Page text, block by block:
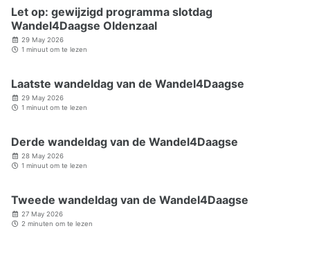
Let op: gewijzigd programma slotdag
Wandel4Daagse Oldenzaal
29 May 2026
1 minuut om te lezen
Laatste wandeldag van de Wandel4Daagse
29 May 2026
1 minuut om te lezen
Derde wandeldag van de Wandel4Daagse
28 May 2026
1 minuut om te lezen
Tweede wandeldag van de Wandel4Daagse
27 May 2026
2 minuten om te lezen